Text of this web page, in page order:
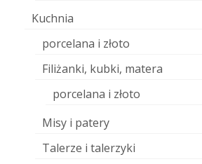
Kuchnia
porcelana i złoto
Filiżanki, kubki, matera
porcelana i złoto
Misy i patery
Talerze i talerzyki